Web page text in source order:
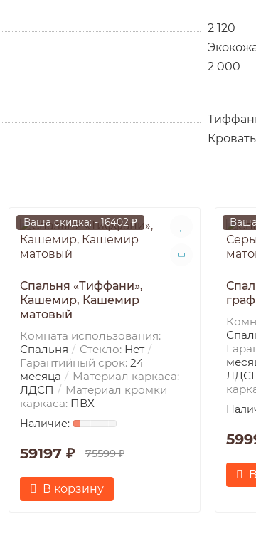
2 120
2 000
Кровать
Ваша скидка: - 16402 ₽
Спальня «Тиффани»,
Кашемир, Кашемир
матовый
Комната использования:
Спальня
Стекло: Нет
Гарантийный срок: 24
месяца
Материал каркаса:
ЛДСП
Материал кромки
каркаса: ПВХ
59197 ₽ 75599 ₽
В корзину